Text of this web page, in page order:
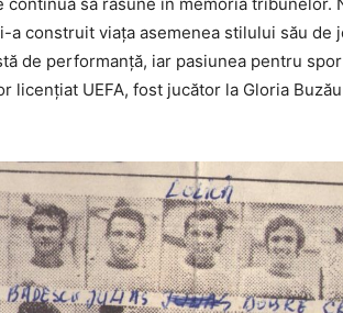
a construit viața asemenea stilului său
de performanță, iar pasiunea pentru
licențiat UEFA, fost jucător la Gloria